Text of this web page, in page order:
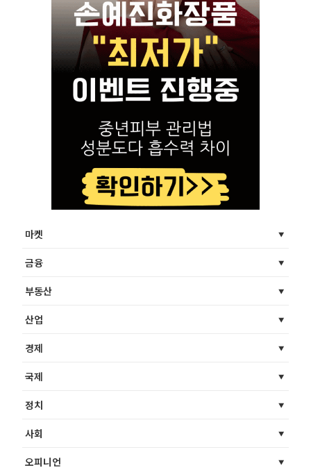
마켓
금융
부동산
산업
경제
국제
정치
사회
오피니언